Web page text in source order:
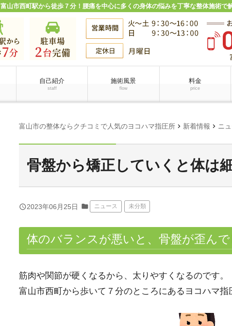
富山市西町駅から徒歩７分！腰痛を中心に多くの身体の悩みを丁寧な整体施術で解
自己紹介
staff
施術風景
flow
料金
price
富山市の整体ならクチコミで人気のヨコハマ指圧所 chevron_right 新着情報 chevron_right ニ
骨盤から矯正していくと体は
query_builder2023年06月25日 folder ニュース 未分類
体のバランスが悪いと、骨盤が歪んで
筋肉や関節が硬くなるから、太りやすくなるのです。
富山市西町から歩いて７分のところにあるヨコハマ指